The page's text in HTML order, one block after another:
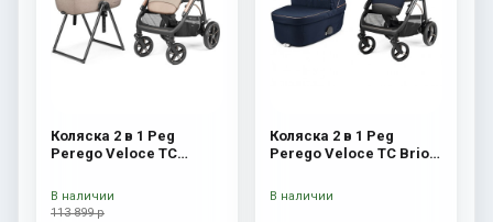
Коляска 2 в 1 Peg
Perego Veloce TC
New
113 899 р
В наличии
Коляска 2 в 1 Peg
Perego Veloce TC Brio
В наличии